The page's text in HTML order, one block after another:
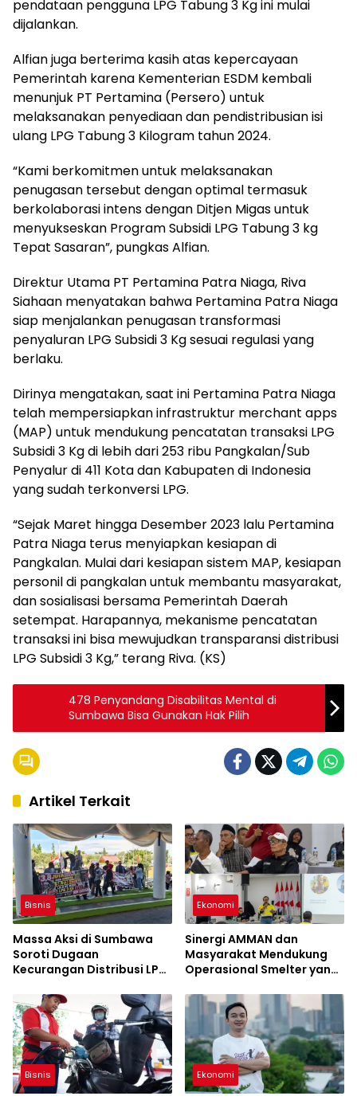
pendataan pengguna LPG Tabung 3 Kg ini mulai
dijalankan.
Alfian juga berterima kasih atas kepercayaan
Pemerintah karena Kementerian ESDM kembali
menunjuk PT Pertamina (Persero) untuk
melaksanakan penyediaan dan pendistribusian isi
ulang LPG Tabung 3 Kilogram tahun 2024.
“Kami berkomitmen untuk melaksanakan
penugasan tersebut dengan optimal termasuk
berkolaborasi intens dengan Ditjen Migas untuk
menyukseskan Program Subsidi LPG Tabung 3 kg
Tepat Sasaran”, pungkas Alfian.
Direktur Utama PT Pertamina Patra Niaga, Riva
Siahaan menyatakan bahwa Pertamina Patra Niaga
siap menjalankan penugasan transformasi
penyaluran LPG Subsidi 3 Kg sesuai regulasi yang
berlaku.
Dirinya mengatakan, saat ini Pertamina Patra Niaga
telah mempersiapkan infrastruktur merchant apps
(MAP) untuk mendukung pencatatan transaksi LPG
Subsidi 3 Kg di lebih dari 253 ribu Pangkalan/Sub
Penyalur di 411 Kota dan Kabupaten di Indonesia
yang sudah terkonversi LPG.
“Sejak Maret hingga Desember 2023 lalu Pertamina
Patra Niaga terus menyiapkan kesiapan di
Pangkalan. Mulai dari kesiapan sistem MAP, kesiapan
personil di pangkalan untuk membantu masyarakat,
dan sosialisasi bersama Pemerintah Daerah
setempat. Harapannya, mekanisme pencatatan
transaksi ini bisa mewujudkan transparansi distribusi
LPG Subsidi 3 Kg,” terang Riva. (KS)
478 Penyandang Disabilitas Mental di
Sumbawa Bisa Gunakan Hak Pilih
Artikel Terkait
Bisnis
Massa Aksi di Sumbawa
Soroti Dugaan
Kecurangan Distribusi LPG
Fiktif
Ekonomi
Sinergi AMMAN dan
Masyarakat Mendukung
Operasional Smelter yang
Bisnis Ekonomi